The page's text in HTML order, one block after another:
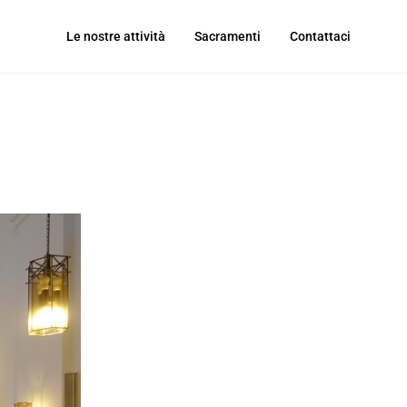
Le nostre attività Sacramenti Contattaci